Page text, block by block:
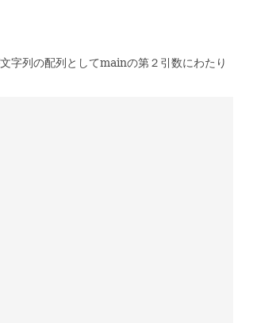
字列の配列としてmainの第２引数にわたり